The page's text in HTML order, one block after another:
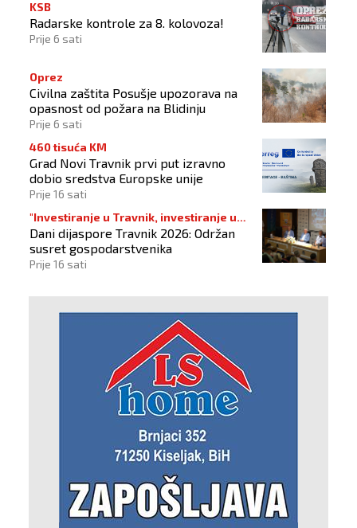
KSB
Radarske kontrole za 8. kolovoza!
Prije 6 sati
Oprez
Civilna zaštita Posušje upozorava na
opasnost od požara na Blidinju
Prije 6 sati
460 tisuća KM
Grad Novi Travnik prvi put izravno
dobio sredstva Europske unije
Prije 16 sati
"Investiranje u Travnik, investiranje u
budućnost"
Dani dijaspore Travnik 2026: Održan
susret gospodarstvenika
Prije 16 sati